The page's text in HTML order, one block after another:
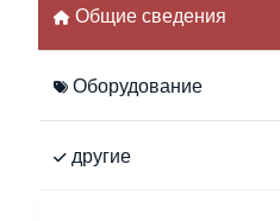
Общие сведения
Оборудование
другие